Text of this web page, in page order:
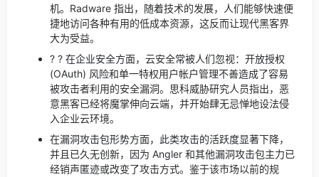
机。Radware 指出，随着技术的发展，人们能够快速便
捷地访问各种有用的低成本资源，这反而让现代黑客界
大为受益。
? ? 在企业安全方面，云安全常被人们忽视：开放授权
(OAuth) 风险和单一特权用户帐户管理不善造成了容易
被攻击者利用的安全漏洞。思科威胁研究人员指出，恶
意黑客已经将魔掌伸向云端，并开始肆无忌惮地设法侵
入企业云环境。
在漏洞攻击包形势方面，此类攻击的活跃度显著下降，
并且已久无创新，因为 Angler 和其他漏洞攻击包主力已
经销声匿迹或改变了攻击方式。鉴于该市场以前的规